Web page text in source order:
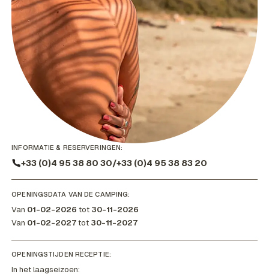
INFORMATIE & RESERVERINGEN:
+33 (0)4 95 38 80 30/+33 (0)4 95 38 83 20
OPENINGSDATA VAN DE CAMPING:
Van 01-02-2026 tot 30-11-2026
Van 01-02-2027tot 30-11-2027
OPENINGSTIJDEN RECEPTIE:
In het laagseizoen: